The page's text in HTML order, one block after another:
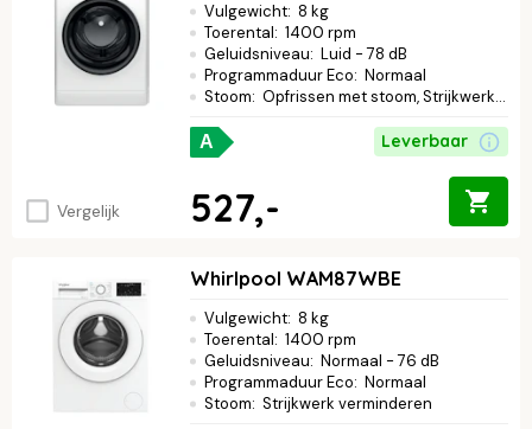
Vergelijk
Vulgewicht: 8 kg
Toerental: 1400 rpm
Geluidsniveau: Luid - 78 dB
Programmaduur Eco: Normaal
Stoom: Opfrissen met stoom, Strijkwerk verminderen
A Leverbaar
527,-
Whirlpool WAM87WBE
Vulgewicht: 8 kg
Toerental: 1400 rpm
Geluidsniveau: Normaal - 76 dB
Programmaduur Eco: Normaal
Stoom: Strijkwerk verminderen